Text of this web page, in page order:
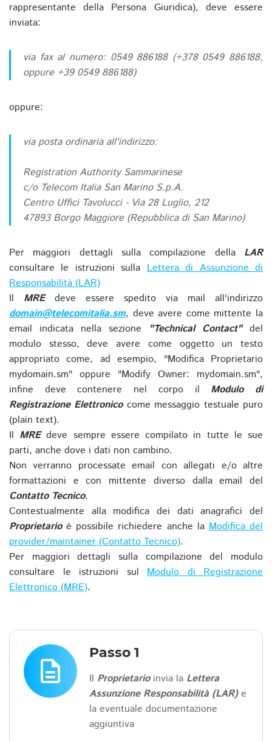
rappresentante della Persona Giuridica), deve essere
inviata:
via fax al numero: 0549 886188 (+378 0549 886188,
oppure +39 0549 886188)
oppure:
via posta ordinaria all'indirizzo:
Registration Authority Sammarinese
c/o Telecom Italia San Marino S.p.A.
Centro Uffici Tavolucci - Via 28 Luglio, 212
47893 Borgo Maggiore (Repubblica di San Marino)
Per maggiori dettagli sulla compilazione della LAR
consultare le istruzioni sullaLettera di Assunzione di
Responsabilità (LAR)
Il MREdeve essere spedito via mail all'indirizzo
domain@telecomitalia.sm, deve avere come mittente la
email indicata nella sezione
"Technical Contact"del
modulo stesso, deve avere come oggetto un testo
appropriato come, ad esempio, "Modifica Proprietario
mydomain.sm" oppure "Modify Owner: mydomain.sm",
infine deve contenere nel corpo il Modulo di
Registrazione Elettronicocome messaggio testuale puro
(plain text).
Il MREdeve sempre essere compilato in tutte le sue
parti, anche dove i dati non cambino.
Non verranno processate email con allegati e/o altre
formattazioni e con mittente diverso dalla email del
Contatto Tecnico.
Contestualmente alla modifica dei dati anagrafici del
Proprietarioè possibile richiedere anche laModifica del
provider/maintainer (Contatto Tecnico).
Per maggiori dettagli sulla compilazione del modulo
consultare le istruzioni sul Modulo di Registrazione
Elettronico (MRE).
description
Passo 1
Il Proprietarioinvia la Lettera
Assunzione Responsabilità (LAR)e
la eventuale documentazione
aggiuntiva